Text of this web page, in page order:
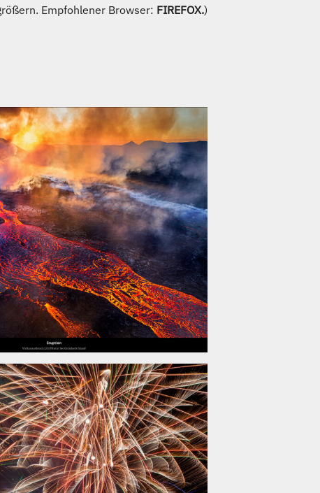
Empfohlener Browser: FIREFOX.)